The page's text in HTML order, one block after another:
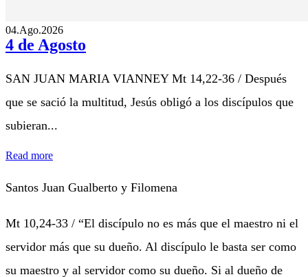
04.Ago.2026
4 de Agosto
SAN JUAN MARIA VIANNEY Mt 14,22-36 / Después
que se sació la multitud, Jesús obligó a los discípulos que
subieran...
Read more
Santos Juan Gualberto y Filomena
Mt 10,24-33 / “El discípulo no es más que el maestro ni el
servidor más que su dueño. Al discípulo le basta ser como
su maestro y al servidor como su dueño. Si al dueño de